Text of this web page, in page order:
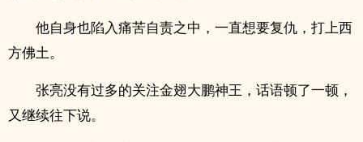
他自身也陷入痛苦自责之中，一直想要复仇，打上西
方佛土。
张亮没有过多的关注金翅大鹏神王，话语顿了一顿，
又继续往下说。